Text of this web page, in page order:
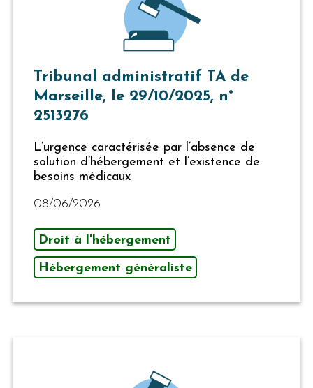
Tribunal administratif TA de
Marseille, le 29/10/2025, n°
2513276
L’urgence caractérisée par l’absence de
solution d’hébergement et l’existence de
besoins médicaux
08/06/2026
Droit à l'hébergement
Hébergement généraliste